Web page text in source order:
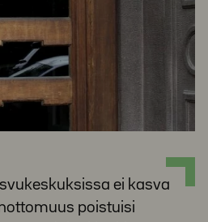
ei kasva
poistuisi